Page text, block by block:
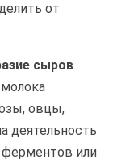
от
сыров
овцы,
деятельность
ферментов или